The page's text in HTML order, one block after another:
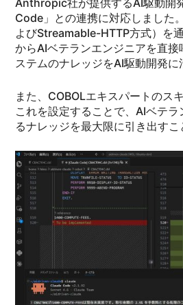
Anthropic社が提供するAI駆動開
Code」との連携に対応しました
よびStreamable-HTTP方式）を
からAIベテランエンジニアを直接
ステムのナレッジをAI駆動開発に
また、COBOLエキスパートのス
これを設定することで、AIベテ
るナレッジを最大限に引き出すこ